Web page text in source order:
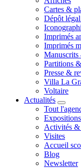
Cartes &
Dépôt
Imprimés
Imprimés
Manuscrits
Partitions
Presse &
Villa La
Voltaire
Actualités
Tout
Expositions
Activités &
Visites
Accueil
Blog
Newsletter